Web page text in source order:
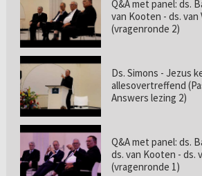
Q&A met panel: ds.
van Kooten - ds. van
(vragenronde 2)
Ds. Simons - Jezus
allesovertreffend
Answers lezing 2)
Q&A met panel: ds.
ds. van Kooten - ds.
(vragenronde 1)